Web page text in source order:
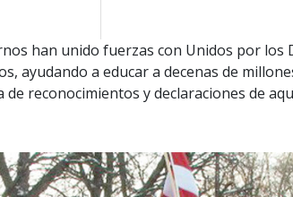
han unido fuerzas con Unidos por los
ayudando a educar a decenas de
reconocimientos y declaraciones de